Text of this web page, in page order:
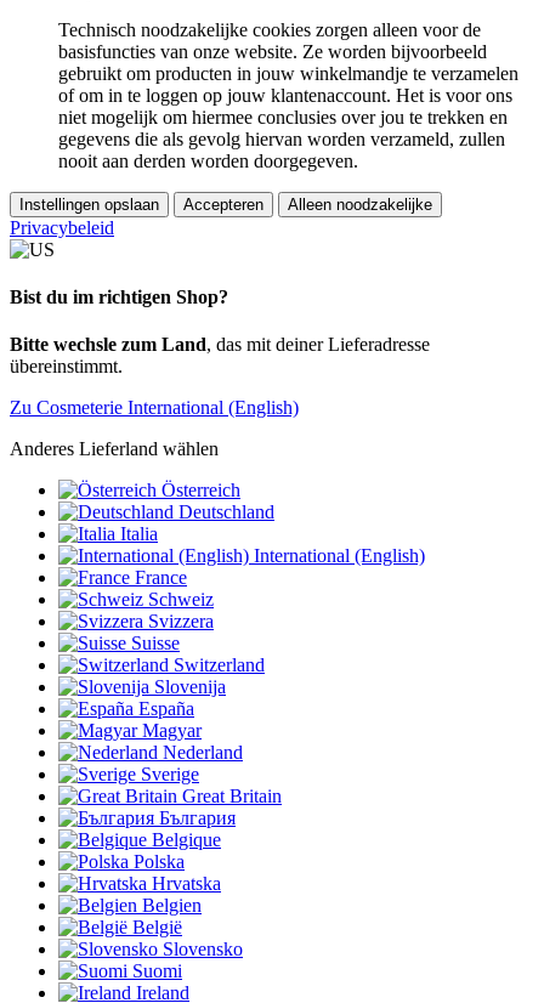
Technisch noodzakelijke cookies zorgen alleen voor de
basisfuncties van onze website. Ze worden bijvoorbeeld
gebruikt om producten in jouw winkelmandje te verzamelen
of om in te loggen op jouw klantenaccount. Het is voor ons
niet mogelijk om hiermee conclusies over jou te trekken en
gegevens die als gevolg hiervan worden verzameld, zullen
nooit aan derden worden doorgegeven.
Instellingen opslaan Accepteren Alleen noodzakelijke
Privacybeleid
Bist du im richtigen Shop?
Bitte wechsle zum Land, das mit deiner Lieferadresse
übereinstimmt.
Zu Cosmeterie International (English)
Anderes Lieferland wählen
Österreich
Deutschland
Italia
International (English)
France
Schweiz
Svizzera
Suisse
Switzerland
Slovenija
España
Magyar
Nederland
Sverige
Great Britain
България
Belgique
Polska
Hrvatska
Belgien
België
Slovensko
Suomi
Ireland